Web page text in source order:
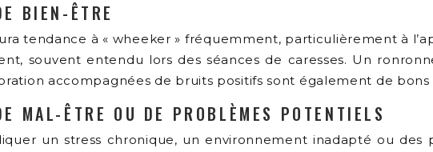
BIEN-ÊTRE
tendance à « wheeker » fréquemment, particulièrement à
souvent entendu lors des séances de caresses. Un
accompagnées de bruits positifs sont également de bons
MAL-ÊTRE OU DE PROBLÈMES POTENTIELS
un stress chronique, un environnement inadapté ou des